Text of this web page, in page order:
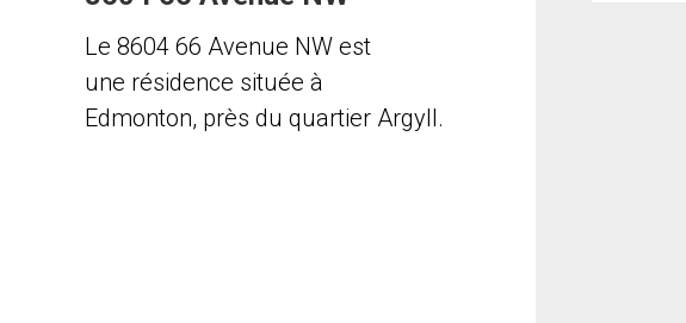
Le 8604 66 Avenue NW est
une résidence située à
Edmonton, près du quartier Argyll.